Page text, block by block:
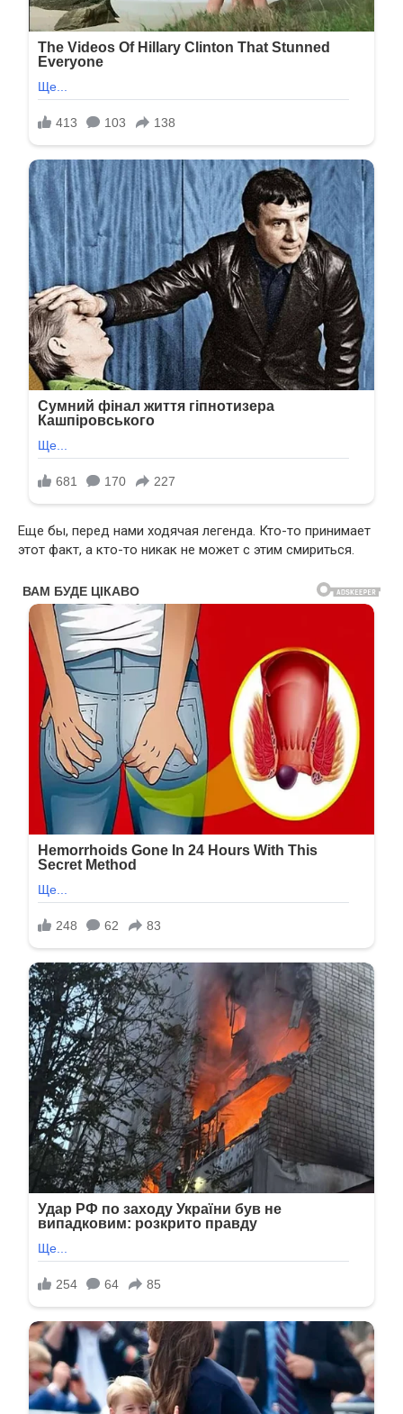
Еще бы, перед нами ходячая легенда. Кто-то принимает
этот факт, а кто-то никак не может с этим смириться.